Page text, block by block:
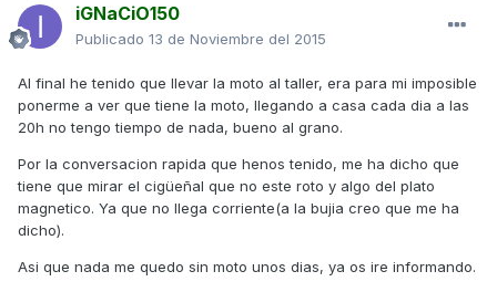
iGNaCiO150
Publicado 13 de Noviembre del 2015
Al final he tenido que llevar la moto al taller, era para mi imposible
ponerme a ver que tiene la moto, llegando a casa cada dia a las
20h no tengo tiempo de nada, bueno al grano.
Por la conversacion rapida que henos tenido, me ha dicho que
tiene que mirar el cigüeñal que no este roto y algo del plato
magnetico. Ya que no llega corriente(a la bujia creo que me ha
dicho).
Asi que nada me quedo sin moto unos dias, ya os ire informando.